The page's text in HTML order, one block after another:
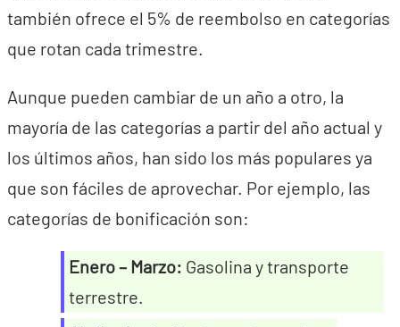
también ofrece el 5% de reembolso en categorías
que rotan cada trimestre.
Aunque pueden cambiar de un año a otro, la
mayoría de las categorías a partir del año actual y
los últimos años, han sido los más populares ya
que son fáciles de aprovechar. Por ejemplo, las
categorías de bonificación son:
Enero – Marzo: Gasolina y transporte
terrestre.